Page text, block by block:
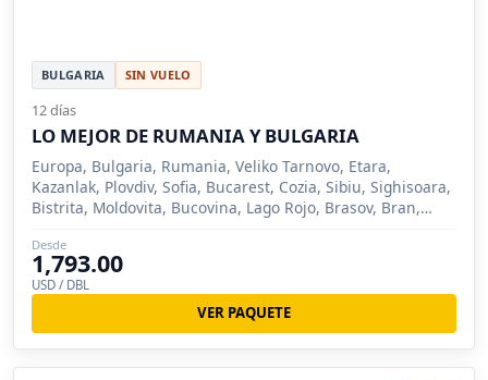
BULGARIA SIN VUELO
12 días
LO MEJOR DE RUMANIA Y BULGARIA
Europa, Bulgaria, Rumania, Veliko Tarnovo, Etara,
Kazanlak, Plovdiv, Sofia, Bucarest, Cozia, Sibiu, Sighisoara,
Bistrita, Moldovita, Bucovina, Lago Rojo, Brasov, Bran,
Desde
1,793.00
USD / DBL
VER PAQUETE